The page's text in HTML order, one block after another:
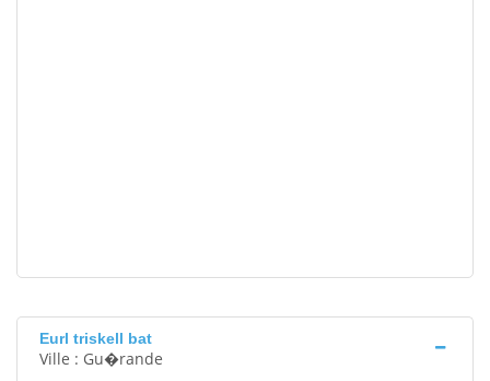
Eurl triskell bat
Ville : Gu�rande